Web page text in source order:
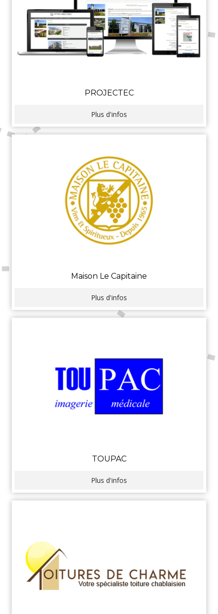
PROJECTEC
Plus d'infos
Maison Le Capitaine
Plus d'infos
TOUPAC
Plus d'infos